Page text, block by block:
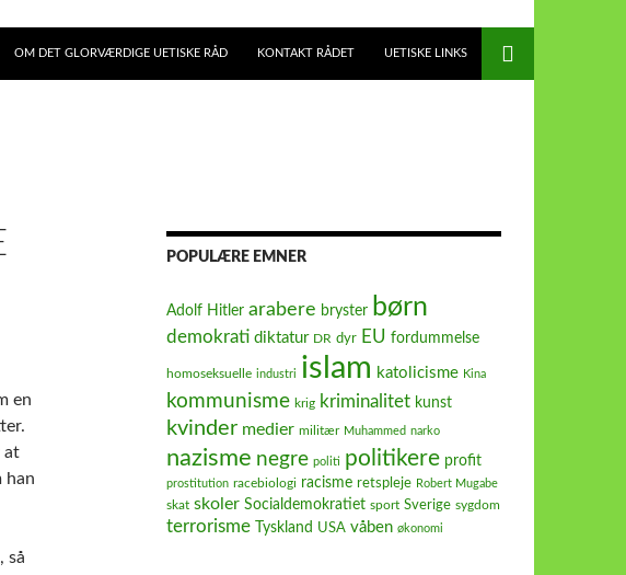
OM DET GLORVÆRDIGE UETISKE RÅD KONTAKT RÅDET UETISKE LINKS
en
at
han
så
POPULÆRE EMNER
Adolf Hitler arabere bryster børn
demokrati diktatur DR dyr EU fordummelse
homoseksuelle industri islam katolicisme Kina
kommunisme krig kriminalitet kunst
kvinder medier militær Muhammed narko
nazisme negre politi politikere profit
prostitution racebiologi racisme retspleje Robert Mugabe
skat skoler Socialdemokratiet sport Sverige sygdom
terrorisme Tyskland USA våben økonomi